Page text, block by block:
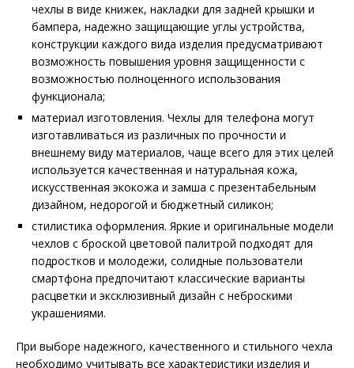
чехлы в виде книжек, накладки для задней крышки и
бампера, надежно защищающие углы устройства,
конструкции каждого вида изделия предусматривают
возможность повышения уровня защищенности с
возможностью полноценного использования
функционала;
материал изготовления. Чехлы для телефона могут
изготавливаться из различных по прочности и
внешнему виду материалов, чаще всего для этих целей
используется качественная и натуральная кожа,
искусственная экокожа и замша с презентабельным
дизайном, недорогой и бюджетный силикон;
стилистика оформления. Яркие и оригинальные модели
чехлов с броской цветовой палитрой подходят для
подростков и молодежи, солидные пользователи
смартфона предпочитают классические варианты
расцветки и эксклюзивный дизайн с неброскими
украшениями.
При выборе надежного, качественного и стильного чехла
необходимо учитывать все характеристики изделия и